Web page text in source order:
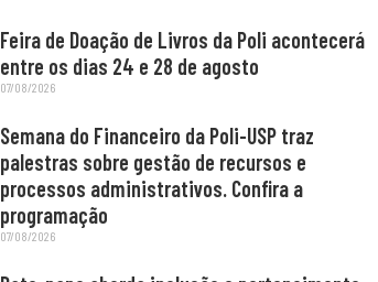
Feira de Doação de Livros da Poli acontecerá
entre os dias 24 e 28 de agosto
07/08/2026
Semana do Financeiro da Poli-USP traz
palestras sobre gestão de recursos e
processos administrativos. Confira a
programação
07/08/2026